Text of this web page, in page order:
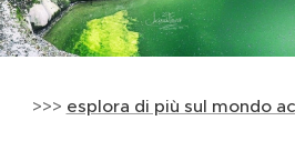
>>> esplora di più sul mondo